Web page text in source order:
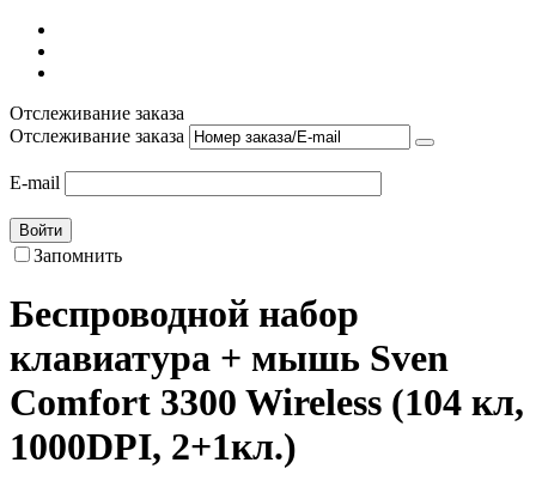
Отслеживание заказа
Отслеживание заказа
E-mail
Войти
Запомнить
Беспроводной набор
клавиатура + мышь Sven
Comfort 3300 Wireless (104 кл,
1000DPI, 2+1кл.)